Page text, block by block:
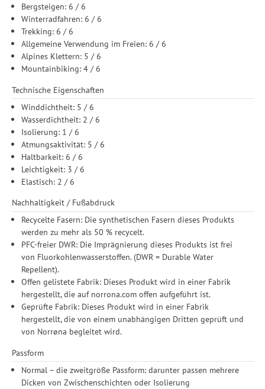
Bergsteigen: 6 / 6
Winterradfahren: 6 / 6
Trekking: 6 / 6
Allgemeine Verwendung im Freien: 6 / 6
Alpines Klettern: 5 / 6
Mountainbiking: 4 / 6
Technische Eigenschaften
Winddichtheit: 5 / 6
Wasserdichtheit: 2 / 6
Isolierung: 1 / 6
Atmungsaktivität: 5 / 6
Haltbarkeit: 6 / 6
Leichtigkeit: 3 / 6
Elastisch: 2 / 6
Nachhaltigkeit / Fußabdruck
Recycelte Fasern: Die synthetischen Fasern dieses Produkts
werden zu mehr als 50 % recycelt.
PFC-freier DWR: Die Imprägnierung dieses Produkts ist frei
von Fluorkohlenwasserstoffen. (DWR = Durable Water
Repellent).
Offen gelistete Fabrik: Dieses Produkt wird in einer Fabrik
hergestellt, die auf norrona.com offen aufgeführt ist.
Geprüfte Fabrik: Dieses Produkt wird in einer Fabrik
hergestellt, die von einem unabhängigen Dritten geprüft und
von Norrøna begleitet wird.
Passform
Normal – die zweitgröße Passform: darunter passen mehrere
Dicken von Zwischenschichten oder Isolierung